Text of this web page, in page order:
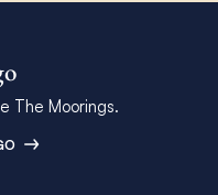
The Moorings.